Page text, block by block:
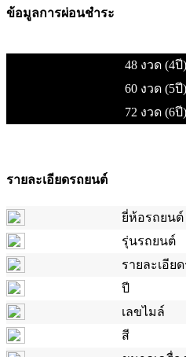
ข้อมูลการผ่อนชำระ
48 งวด (4ปี)
60 งวด (5ปี)
72 งวด (6ปี)
รายละเอียดรถยนต์
ยี่ห้อรถยนต์
รุ่นรถยนต์
รายละเอีย
ปี
เลขไมล์
สี